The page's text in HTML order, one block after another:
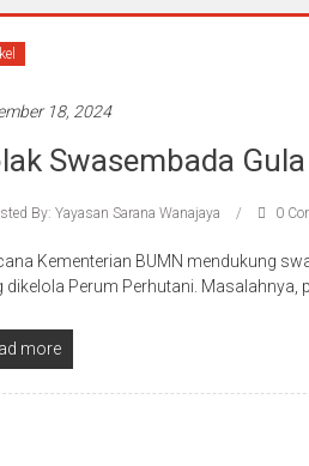
18, 2024
Swasembada
By: Yayasan Sarana Wanajaya 0
Kementerian BUMN mendukung
dikelola Perum Perhutani.
more